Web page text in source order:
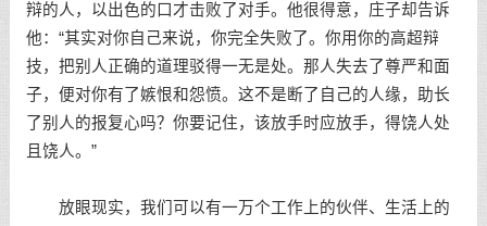
辩的人，以出色的口才击败了对手。他很得意，庄子却告诉
他：“其实对你自己来说，你完全失败了。你用你的高超辩
技，把别人正确的道理驳得一无是处。那人失去了尊严和面
子，便对你有了嫉恨和怨愤。这不是断了自己的人缘，助长
了别人的报复心吗？你要记住，该放手时应放手，得饶人处
且饶人。”
放眼现实，我们可以有一万个工作上的伙伴、生活上的